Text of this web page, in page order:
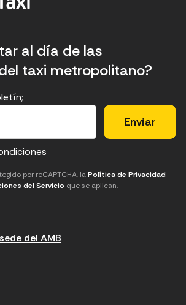
al día de las
taxi metropolitano?
por reCAPTCHA, laPolítica de Privacidad
del Servicio que se aplican.
del AMB